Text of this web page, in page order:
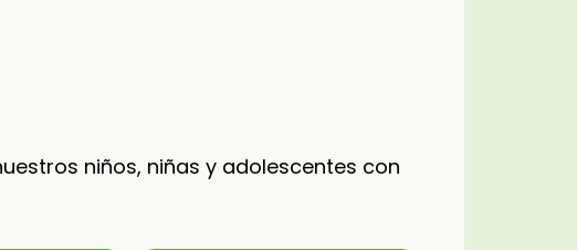
niños, niñas y adolescentes con